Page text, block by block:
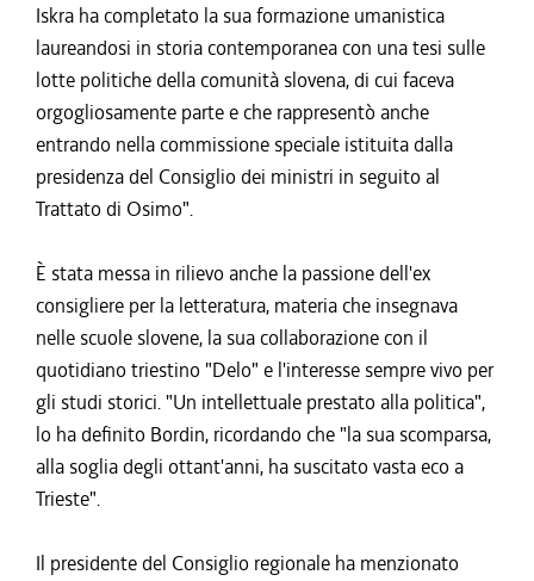
Iskra ha completato la sua formazione umanistica
laureandosi in storia contemporanea con una tesi sulle
lotte politiche della comunità slovena, di cui faceva
orgogliosamente parte e che rappresentò anche
entrando nella commissione speciale istituita dalla
presidenza del Consiglio dei ministri in seguito al
Trattato di Osimo".
È stata messa in rilievo anche la passione dell'ex
consigliere per la letteratura, materia che insegnava
nelle scuole slovene, la sua collaborazione con il
quotidiano triestino "Delo" e l'interesse sempre vivo per
gli studi storici. "Un intellettuale prestato alla politica",
lo ha definito Bordin, ricordando che "la sua scomparsa,
alla soglia degli ottant'anni, ha suscitato vasta eco a
Trieste".
Il presidente del Consiglio regionale ha menzionato